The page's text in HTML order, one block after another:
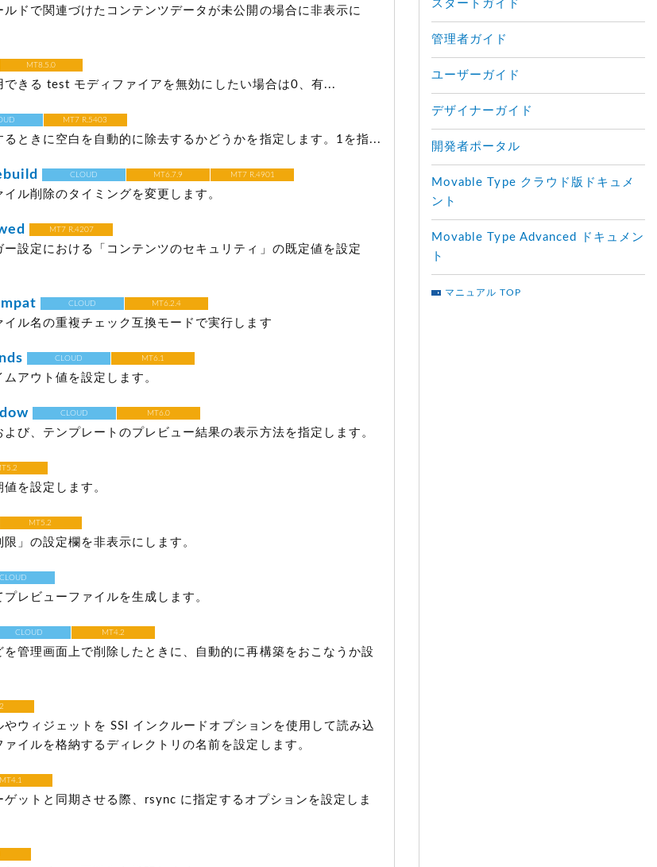
ルドで関連づけたコンテンツデータが未公開の場合に非表示に
MT8.5.0
できる test モディファイアを無効にしたい場合は0、有...
MT7 R.5403
るときに空白を自動的に除去するかどうかを指定します。1を指...
CLOUD MT6.7.9 MT7 R.4901
ル削除のタイミングを変更します。
MT7 R.4207
設定における「コンテンツのセキュリティ」の既定値を設定
CLOUD MT6.2.4
ル名の重複チェック互換モードで実行します
CLOUD MT6.1
アウト値を設定します。
CLOUD MT6.0
び、テンプレートのプレビュー結果の表示方法を指定します。
を設定します。
MT5.2
限」の設定欄を非表示にします。
CLOUD
レビューファイルを生成します。
CLOUD MT4.2
管理画面上で削除したときに、自動的に再構築をおこなうか設
ウィジェットを SSI インクルードオプションを使用して読み込
イルを格納するディレクトリの名前を設定します。
MT4.1
ットと同期させる際、rsync に指定するオプションを設定しま
スタートガイド
管理者ガイド
ユーザーガイド
デザイナーガイド
開発者ポータル
Movable Type クラウド版ドキュメ
ント
Movable Type Advanced ドキュメン
ト
マニュアル TOP